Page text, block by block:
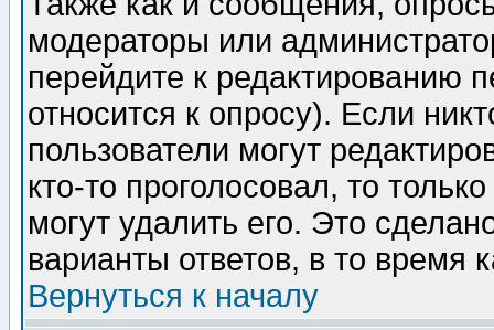
модераторы или
перейдите к редактированию
относится к опросу). Если
пользователи могут
кто-то проголосовал, то
могут удалить его. Это
варианты ответов, в то время
Вернуться к началу